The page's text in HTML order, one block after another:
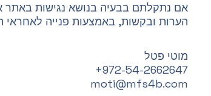
אם נתקלתם בבעיה בנושא נגישות באתר
הערות ובקשות, באמצעות פנייה לאחראי
מוטי פטל
972-54-2662647+
moti@mfs4b.com